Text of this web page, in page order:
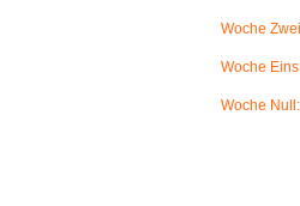
Woche
Woche
Woche